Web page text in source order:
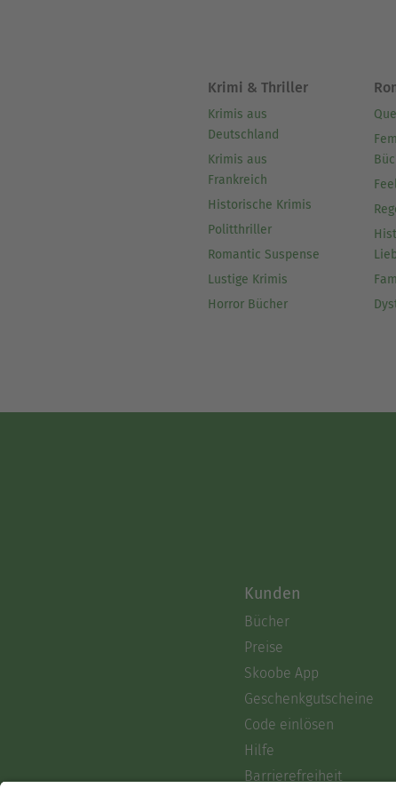
Krimi & Thriller
Krimis aus
Deutschland
Krimis aus
Frankreich
Historische Krimis
Politthriller
Romantic Suspense
Lustige Krimis
Horror Bücher
Kunden
Bücher
Preise
Skoobe App
Geschenkgutscheine
Code einlösen
Hilfe
Barrierefreiheit